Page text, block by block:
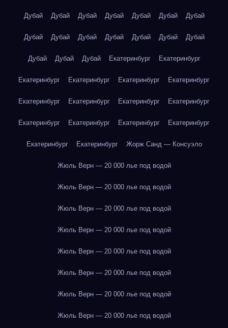
Дубай Дубай Дубай Дубай Дубай Дубай Дубай
Дубай Дубай Дубай Дубай Дубай Дубай Дубай
Дубай Дубай Дубай Екатеринбург Екатеринбург
Екатеринбург Екатеринбург Екатеринбург Екатеринбург
Екатеринбург Екатеринбург Екатеринбург Екатеринбург
Екатеринбург Екатеринбург Екатеринбург Екатеринбург
Екатеринбург Екатеринбург Жорж Санд — Консуэло
Жюль Верн — 20 000 лье под водой
Жюль Верн — 20 000 лье под водой
Жюль Верн — 20 000 лье под водой
Жюль Верн — 20 000 лье под водой
Жюль Верн — 20 000 лье под водой
Жюль Верн — 20 000 лье под водой
Жюль Верн — 20 000 лье под водой
Жюль Верн — 20 000 лье под водой